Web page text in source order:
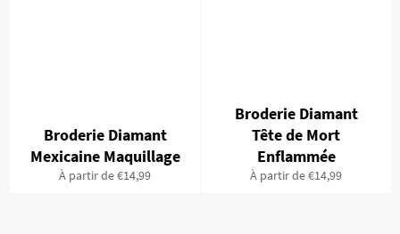
Broderie Diamant
Mexicaine Maquillage
À partir de €14,99
Broderie Diamant
Tête de Mort
Enflammée
À partir de €14,99